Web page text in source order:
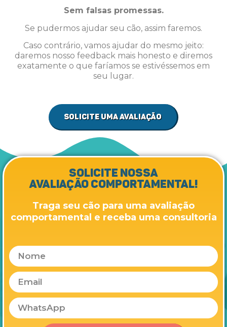
Sem falsas promessas.
Se pudermos ajudar seu cão, assim faremos.
Caso contrário, vamos ajudar do mesmo jeito:
daremos nosso feedback mais honesto e diremos
exatamente o que faríamos se estivéssemos em
seu lugar.
Solicite uma avaliação
Solicite nossa
avaliação comportamental!
Traga seu cão para uma avaliação
comportamental e receba uma consultoria